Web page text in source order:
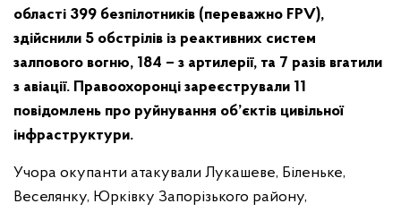
області 399 безпілотників (переважно FPV),
здійснили 5 обстрілів із реактивних систем
залпового вогню, 184 – з артилерії, та 7 разів вгатили
з авіації. Правоохоронці зареєстрували 11
повідомлень про руйнування об’єктів цивільної
інфраструктури.
Учора окупанти атакували Лукашеве, Біленьке,
Веселянку, Юрківку Запорізького району,